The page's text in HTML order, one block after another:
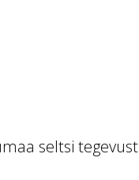
seltsi tegevust